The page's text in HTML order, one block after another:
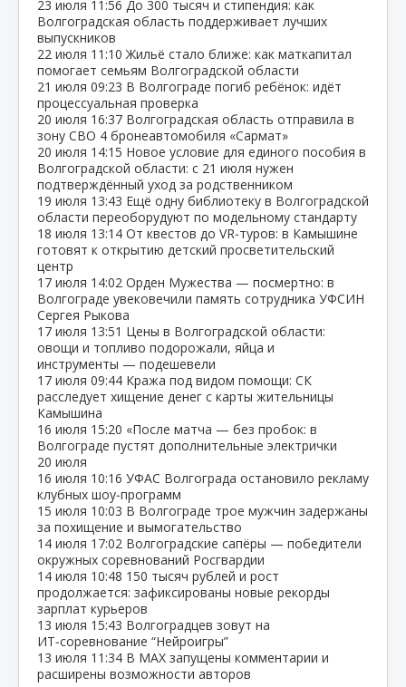
23 июля 11:56 До 300 тысяч и стипендия: как
Волгоградская область поддерживает лучших
выпускников
22 июля 11:10 Жильё стало ближе: как маткапитал
помогает семьям Волгоградской области
21 июля 09:23 В Волгограде погиб ребёнок: идёт
процессуальная проверка
20 июля 16:37 Волгоградская область отправила в
зону СВО 4 бронеавтомобиля «Сармат»
20 июля 14:15 Новое условие для единого пособия в
Волгоградской области: с 21 июля нужен
подтверждённый уход за родственником
19 июля 13:43 Ещё одну библиотеку в Волгоградской
области переоборудуют по модельному стандарту
18 июля 13:14 От квестов до VR‑туров: в Камышине
готовят к открытию детский просветительский
центр
17 июля 14:02 Орден Мужества — посмертно: в
Волгограде увековечили память сотрудника УФСИН
Сергея Рыкова
17 июля 13:51 Цены в Волгоградской области:
овощи и топливо подорожали, яйца и
инструменты — подешевели
17 июля 09:44 Кража под видом помощи: СК
расследует хищение денег с карты жительницы
Камышина
16 июля 15:20 «После матча — без пробок: в
Волгограде пустят дополнительные электрички
20 июля
16 июля 10:16 УФАС Волгограда остановило рекламу
клубных шоу‑программ
15 июля 10:03 В Волгограде трое мужчин задержаны
за похищение и вымогательство
14 июля 17:02 Волгоградские сапёры — победители
окружных соревнований Росгвардии
14 июля 10:48 150 тысяч рублей и рост
продолжается: зафиксированы новые рекорды
зарплат курьеров
13 июля 15:43 Волгоградцев зовут на
ИТ‑соревнование “Нейроигры”
13 июля 11:34 В МАХ запущены комментарии и
расширены возможности авторов